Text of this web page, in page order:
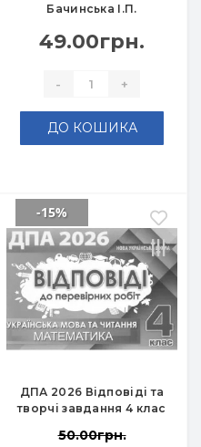
Бачинська І.П.
49.00грн.
- +
ДО КОШИКА
ДПА 2026 Відповіді та
творчі завдання 4 клас
-15%
50.00грн.